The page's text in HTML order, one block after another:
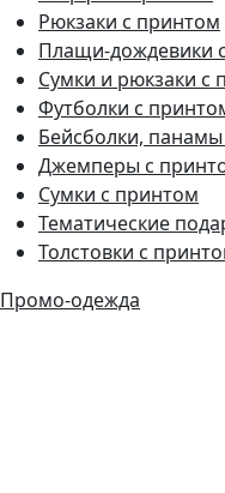
Рюкзаки с принтом
Плащи-дождевики
Сумки и рюкзаки с
Футболки с
Бейсболки,
Джемперы с
Сумки с принтом
Тематические
Толстовки с
Промо-одежда